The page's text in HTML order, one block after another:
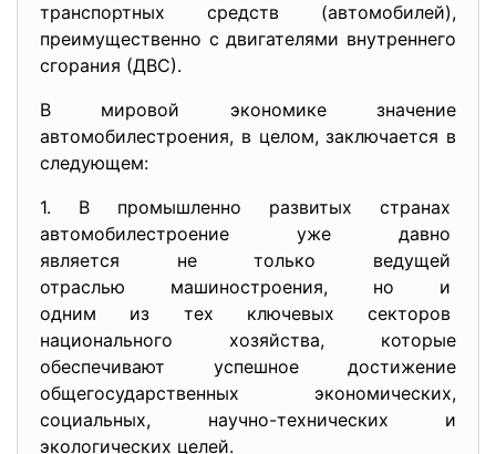
транспортных средств (автомобилей),
преимущественно с двигателями внутреннего
сгорания (ДВС).
В мировой экономике значение
автомобилестроения, в целом, заключается в
следующем:
1. В промышленно развитых странах
автомобилестроение уже давно
является не только ведущей
отраслью машиностроения, но и
одним из тех ключевых секторов
национального хозяйства, которые
обеспечивают успешное достижение
общегосударственных экономических,
социальных, научно-технических и
экологических целей.